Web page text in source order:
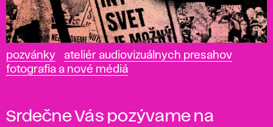
pozvánky
ateliér audiovizuálnych presahov
fotografia a nové médiá
Srdečne Vás pozývame na